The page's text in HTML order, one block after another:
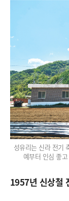
성유리는 신라 전기
예부터 인심 좋
1957년 신상철